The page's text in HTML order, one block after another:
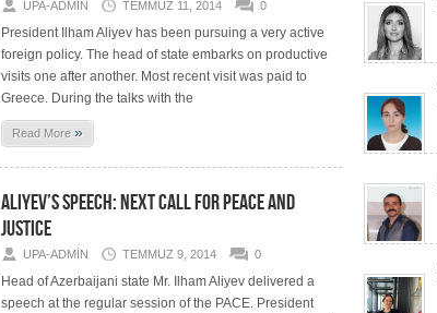
UPA-ADMIN TEMMUZ 11, 2014 0
President Ilham Aliyev has been pursuing a very active
foreign policy. The head of state embarks on productive
visits one after another. Most recent visit was paid to
Greece. During the talks with the
Read More »
ALIYEV’S SPEECH: NEXT CALL FOR PEACE AND
JUSTICE
UPA-ADMIN TEMMUZ 9, 2014 0
Head of Azerbaijani state Mr. Ilham Aliyev delivered a
speech at the regular session of the PACE. President